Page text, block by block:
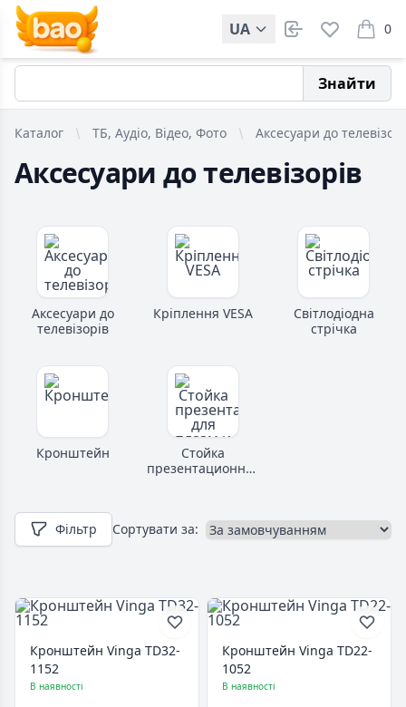
UA 0
items
Знайти
Каталог ТБ, Аудіо, Відео, Фото Аксесуари до
Аксесуари до телевізорів
Аксесуари до
телевізорів
Кріплення VESA
Світлодіодна
стрічка
Кронштейн
Стойка
презентационная
Фільтр Сортувати за:
Кронштейн Vinga TD32-
1152
В наявності
Кронштейн Vinga TD22-
1052
В наявності